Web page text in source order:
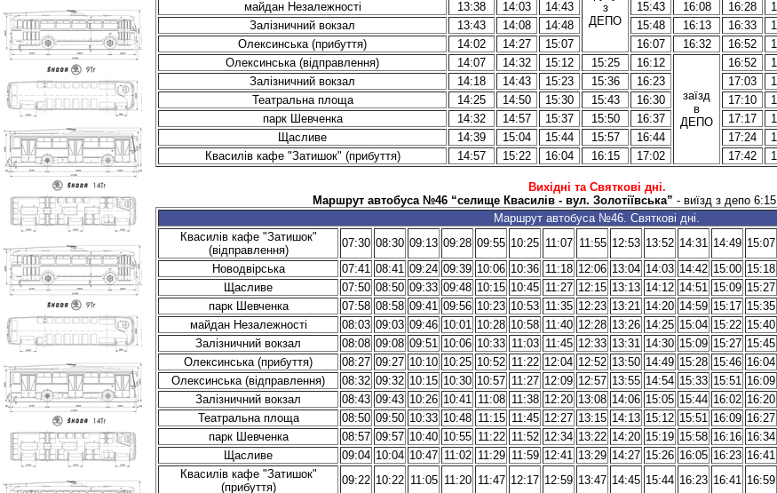
з
ДЕПО
майдан Незалежності
13:38 14:03 14:43 15:43 16:08 16:28
Залізничний вокзал
13:43 14:08 14:48 15:48 16:13 16:33
Олексинська (прибуття)
14:02 14:27 15:07 16:07 16:32 16:52
Олексинська (відправлення)
14:07 14:32 15:12 15:25 16:12
заїзд
в
ДЕПО
16:52
Залізничний вокзал 14:18 14:43 15:23 15:36 16:23 17:03
Театральна площа
14:25 14:50 15:30 15:43 16:30 17:10
парк Шевченка
14:32 14:57 15:37 15:50 16:37 17:17
Щасливе
14:39 15:04 15:44 15:57 16:44 17:24
Квасилів кафе "Затишок" (прибуття)
14:57 15:22 16:04 16:15 17:02 17:42
Вихідні та Святкові дні.
Маршрут автобуса №46 “селище Квасилів - вул. Золотіївська” - виїзд з депо
Маршрут автобуса №46. Святкові дні.
Квасилів кафе "Затишок"
(відправлення)
07:30 08:30 09:13 09:28 09:55 10:25 11:07 11:55 12:53 13:52 14:31 14:49 15:07
Новодвірська
07:41 08:41 09:24 09:39 10:06 10:36 11:18 12:06 13:04 14:03 14:42 15:00 15:18
Щасливе
07:50 08:50 09:33 09:48 10:15 10:45 11:27 12:15 13:13 14:12 14:51 15:09 15:27
парк Шевченка
07:58 08:58 09:41 09:56 10:23 10:53 11:35 12:23 13:21 14:20 14:59 15:17 15:35
майдан Незалежності
08:03 09:03 09:46 10:01 10:28 10:58 11:40 12:28 13:26 14:25 15:04 15:22 15:40
Залізничний вокзал
08:08 09:08 09:51 10:06 10:33 11:03 11:45 12:33 13:31 14:30 15:09 15:27 15:45
Олексинська (прибуття)
08:27 09:27 10:10 10:25 10:52 11:22 12:04 12:52 13:50 14:49 15:28 15:46 16:04
Олексинська (відправлення)
08:32 09:32 10:15 10:30 10:57 11:27 12:09 12:57 13:55 14:54 15:33 15:51 16:09
Залізничний вокзал 08:43 09:43 10:26 10:41 11:08 11:38 12:20 13:08 14:06 15:05 15:44 16:02 16:20
Театральна площа
08:50 09:50 10:33 10:48 11:15 11:45 12:27 13:15 14:13 15:12 15:51 16:09 16:27
парк Шевченка
08:57 09:57 10:40 10:55 11:22 11:52 12:34 13:22 14:20 15:19 15:58 16:16 16:34
Щасливе
09:04 10:04 10:47 11:02 11:29 11:59 12:41 13:29 14:27 15:26 16:05 16:23 16:41
Квасилів кафе "Затишок"
(прибуття)
09:22 10:22 11:05 11:20 11:47 12:17 12:59 13:47 14:45 15:44 16:23 16:41 16:59